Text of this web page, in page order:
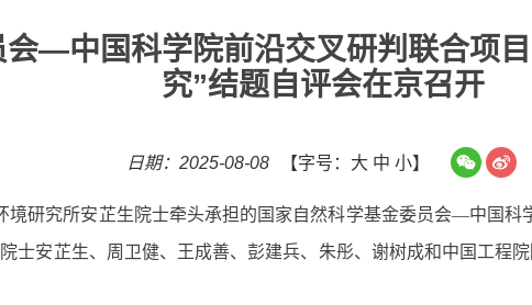
会—中国科学院前沿交叉研判联合项
究”结题自评会在京召开
日期：2025-08-08 【字号： 大 中 小】
境研究所安芷生院士牵头承担的 国家自然科学基金委员会—中国科
士安芷生、周卫健、王成善、彭建兵、朱彤、谢树成和中国工程